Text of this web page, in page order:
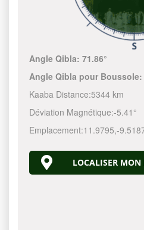
Angle Qibla:71.86°
Angle Qibla pour
Kaaba Distance:5344 km
Déviation Magnétique:-5.41°
Emplacement:11.9795,-
LOCALISER